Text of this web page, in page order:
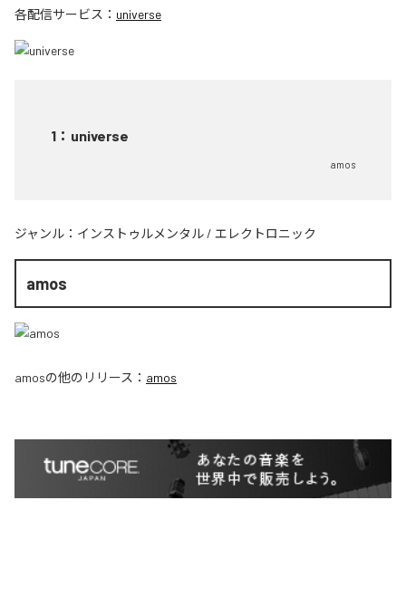
各配信サービス： universe
1 ： universe
amos
ジャンル： インストゥルメンタル / エレクトロニック
amos
amosの他のリリース： amos